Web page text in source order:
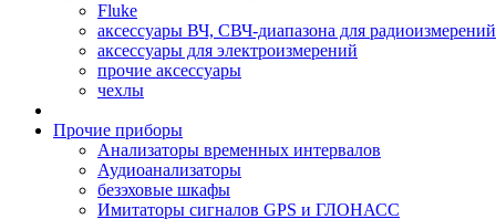
Fluke
аксессуары ВЧ, СВЧ-диапазона для радиоизмерений
аксессуары для электроизмерений
прочие аксессуары
чехлы
Прочие приборы
Анализаторы временных интервалов
Аудиоанализаторы
безэховые шкафы
Имитаторы сигналов GPS и ГЛОНАСС